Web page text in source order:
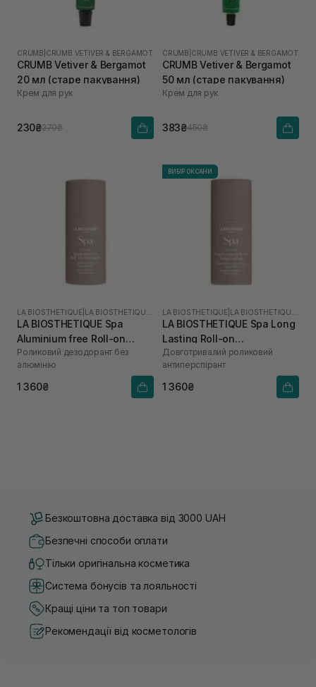
CRUMB CRUMB VETIVER & BERGAMOT
CRUMB Vetiver & Bergamot
20 мл (старе пакування)
Крем для рук
230₴270₴
CRUMB CRUMB VETIVER & BERGAMOT
CRUMB Vetiver & Bergamot
50 мл (старе пакування)
Крем для рук
383₴450₴
LA BIOSTHETIQUE
LA BIOSTHETIQUE Spa
Aluminium free Roll-on
Deodorant 50 мл
Роликовий дезодорант без
алюмінію
1 360₴
ВИБІР ОКСАНИ
LA BIOSTHETIQUE
LA BIOSTHETIQUE Spa Long
Lasting Roll-on
Antiperspirant 50 мл
Довготривалий роликовий
антиперспірант
1 360₴
Безкоштовна доставка від 3000 UAH
Безпечні способи оплати
Тільки оригінальна косметика
Система бонусів та лояльності
Кращі ціни та топ товари
Рекомендації від косметологів